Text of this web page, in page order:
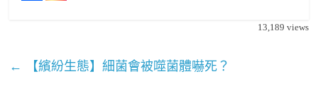
13,189 views
← 【繽紛生態】細菌會被噬菌體嚇死？